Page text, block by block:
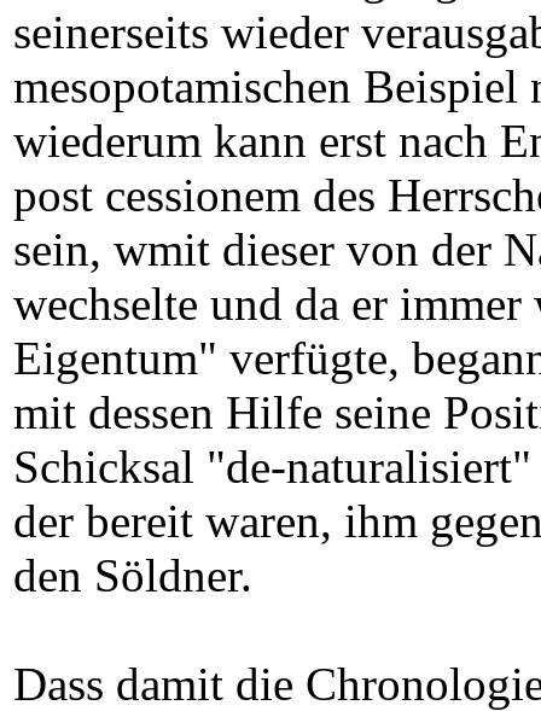
seinerseits wieder
mesopotamischen Beispiel
wiederum kann erst nach
post cessionem des
sein, wmit dieser von der
wechselte und da er
Eigentum" verfügte,
mit dessen Hilfe seine
Schicksal "de-
der bereit waren, ihm
den Söldner.
Dass damit die